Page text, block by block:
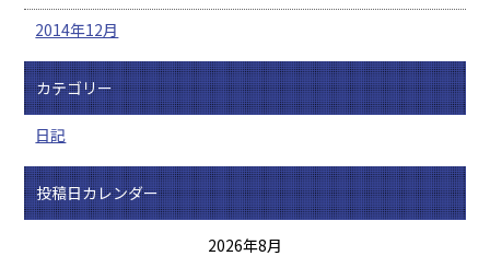
2014年12月
カテゴリー
日記
投稿日カレンダー
2026年8月